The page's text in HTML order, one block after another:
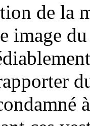
de la
image